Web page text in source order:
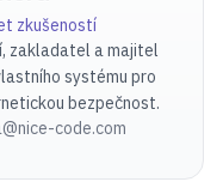
zkušeností
zakladatel a majitel
systému pro
bezpečnost.
code.com